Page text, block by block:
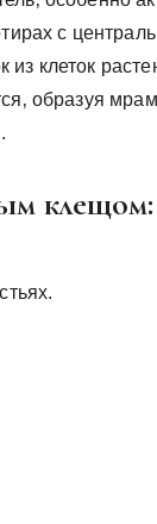
с
клеток
образуя
клещом: